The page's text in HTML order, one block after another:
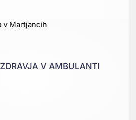
V AMBULANTI